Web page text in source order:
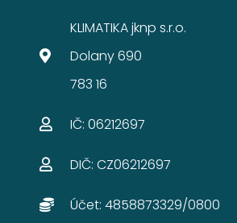
KLIMATIKA jknp s.r.o.
Dolany 690
783 16
IČ: 06212697​
DIČ: CZ06212697​
Účet: 4858873329/0800​